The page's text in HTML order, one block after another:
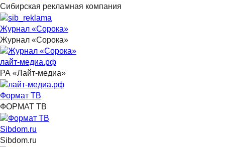
Сибирская рекламная компания
Журнал «Сорока»
Журнал «Сорока»
лайт-медиа.рф
РА «Лайт-медиа»
Формат ТВ
ФОРМАТ ТВ
Sibdom.ru
Sibdom.ru